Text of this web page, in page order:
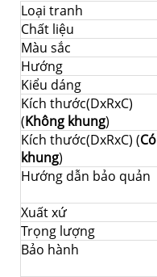
Loại tranh
Chất liệu
Màu sắc
Hướng
Kiểu dáng
Kích thước(DxRxC)
(Không khung)
Kích thước(DxRxC) (Có
khung)
Hướng dẫn bảo quản
Xuất xứ
Trọng lượng
Bảo hành